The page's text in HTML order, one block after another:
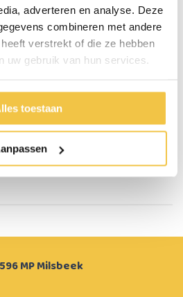
adverteren en analyse. Deze
combineren met andere
verstrekt of die ze hebben
uw gebruik van hun services.
toestaan
rolstoel te bevestigen en kan worden
en ondersteuning tijdens het zitten.
adviesop maat
MP Milsbeek